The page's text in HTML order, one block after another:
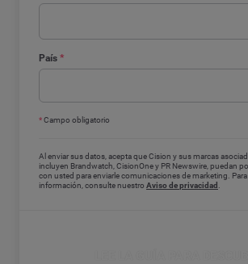
País *
*Campo obligatorio
Al enviar sus datos, acepta que Cision y sus marcas
incluyen Brandwatch, CisionOne y PR Newswire, puedan
con usted para enviarle comunicaciones de marketing.
información, consulte nuestro Aviso de privacidad